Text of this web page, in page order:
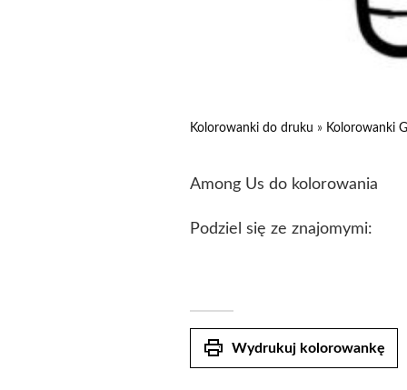
Kolorowanki do druku » Kolorowanki
Among Us do kolorowania
Podziel się ze znajomymi:
print Wydrukuj kolorowankę